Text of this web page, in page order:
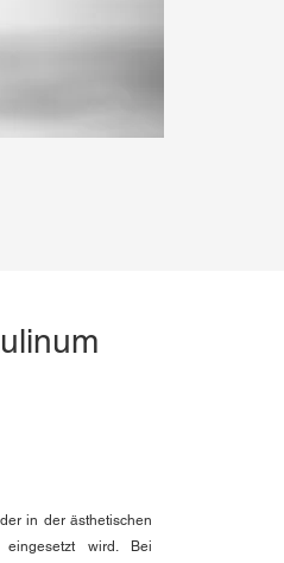
in der ästhetischen
wird. Bei